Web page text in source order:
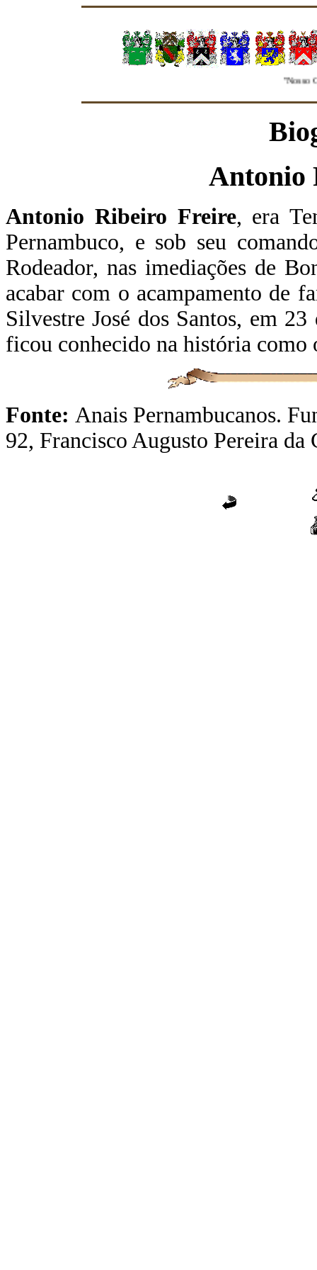
"Nosso
Antonio
Antonio Ribeiro Freire, era
Pernambuco, e sob seu
Rodeador, nas imediações de
acabar com o acampamento de
Silvestre José dos Santos, em
ficou conhecido na história como
Fonte: Anais Pernambucanos.
92, Francisco Augusto Pereira da